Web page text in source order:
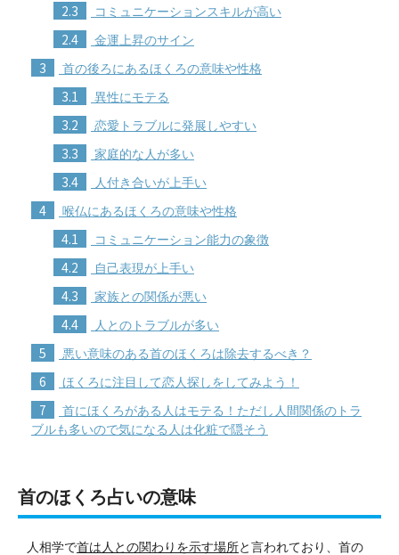
2.3 コミュニケーションスキルが高い
2.4 金運上昇のサイン
3 首の後ろにあるほくろの意味や性格
3.1 異性にモテる
3.2 恋愛トラブルに発展しやすい
3.3 家庭的な人が多い
3.4 人付き合いが上手い
4 喉仏にあるほくろの意味や性格
4.1 コミュニケーション能力の象徴
4.2 自己表現が上手い
4.3 家族との関係が悪い
4.4 人とのトラブルが多い
5 悪い意味のある首のほくろは除去するべき？
6 ほくろに注目して恋人探しをしてみよう！
7
首にほくろがある人はモテる！ただし人間関係のトラ
ブルも多いので気になる人は化粧で隠そう
首のほくろ占いの意味
人相学で首は人との関わりを示す場所と言われており、首の